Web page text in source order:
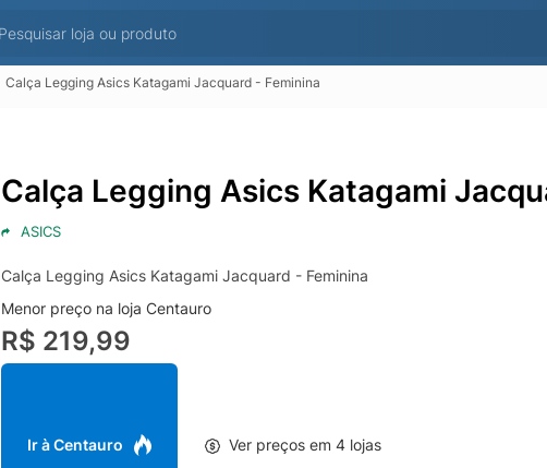
Calça Legging Asics Katagami Jacquard - Feminina
Calça Legging Asics Katagami
ASICS
Calça Legging Asics Katagami Jacquard - Feminina
Menor preço na loja Centauro
R$ 219,99
Ir à Centauro Ver preços em 4 lojas